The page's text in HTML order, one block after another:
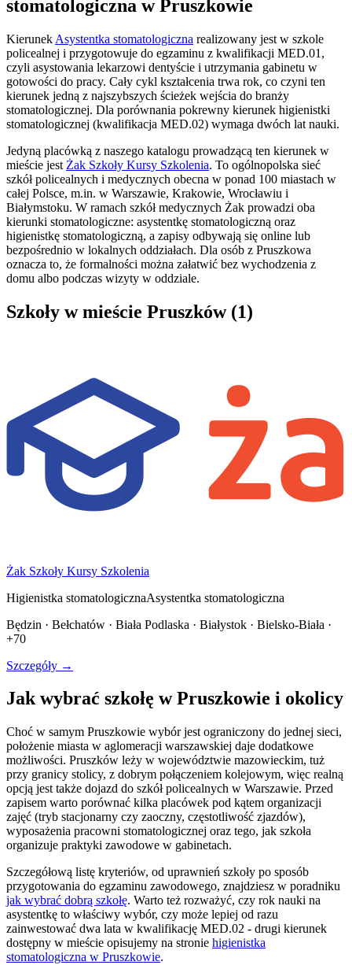
stomatologiczna w Pruszkowie
Kierunek Asystentka stomatologiczna realizowany jest w szkole
policealnej i przygotowuje do egzaminu z kwalifikacji MED.01,
czyli asystowania lekarzowi dentyście i utrzymania gabinetu w
gotowości do pracy. Cały cykl kształcenia trwa rok, co czyni ten
kierunek jedną z najszybszych ścieżek wejścia do branży
stomatologicznej. Dla porównania pokrewny kierunek higienistki
stomatologicznej (kwalifikacja MED.02) wymaga dwóch lat nauki.
Jedyną placówką z naszego katalogu prowadzącą ten kierunek w
mieście jest Żak Szkoły Kursy Szkolenia. To ogólnopolska sieć
szkół policealnych i medycznych obecna w ponad 100 miastach w
całej Polsce, m.in. w Warszawie, Krakowie, Wrocławiu i
Białymstoku. W ramach szkół medycznych Żak prowadzi oba
kierunki stomatologiczne: asystentkę stomatologiczną oraz
higienistkę stomatologiczną, a zapisy odbywają się online lub
bezpośrednio w lokalnych oddziałach. Dla osób z Pruszkowa
oznacza to, że formalności można załatwić bez wychodzenia z
domu albo podczas wizyty w oddziale.
Szkoły w mieście Pruszków (1)
Żak Szkoły Kursy Szkolenia
Higienistka stomatologicznaAsystentka stomatologiczna
Będzin · Bełchatów · Biała Podlaska · Białystok · Bielsko-Biała ·
+70
Szczegóły →
Jak wybrać szkołę w Pruszkowie i okolicy
Choć w samym Pruszkowie wybór jest ograniczony do jednej sieci,
położenie miasta w aglomeracji warszawskiej daje dodatkowe
możliwości. Pruszków leży w województwie mazowieckim, tuż
przy granicy stolicy, z dobrym połączeniem kolejowym, więc realną
opcją jest także dojazd do szkół policealnych w Warszawie. Przed
zapisem warto porównać kilka placówek pod kątem organizacji
zajęć (tryb stacjonarny czy zaoczny, częstotliwość zjazdów),
wyposażenia pracowni stomatologicznej oraz tego, jak szkoła
organizuje praktyki zawodowe w gabinetach.
Szczegółową listę kryteriów, od uprawnień szkoły po sposób
przygotowania do egzaminu zawodowego, znajdziesz w poradniku
jak wybrać dobrą szkołę. Warto też rozważyć, czy rok nauki na
asystentkę to właściwy wybór, czy może lepiej od razu
zainwestować dwa lata w kwalifikację MED.02 - drugi kierunek
dostępny w mieście opisujemy na stronie higienistka
stomatologiczna w Pruszkowie.